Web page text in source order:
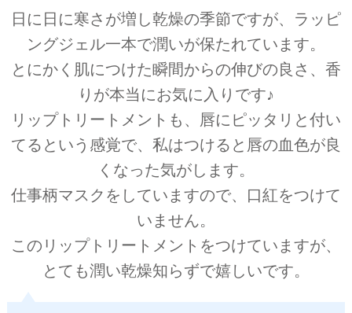
日に日に寒さが増し乾燥の季節ですが、ラッピ
ングジェル一本で潤いが保たれています。
とにかく肌につけた瞬間からの伸びの良さ、香
りが本当にお気に入りです♪
リップトリートメントも、唇にピッタリと付い
てるという感覚で、私はつけると唇の血色が良
くなった気がします。
仕事柄マスクをしていますので、口紅をつけて
いません。
このリップトリートメントをつけていますが、
とても潤い乾燥知らずで嬉しいです。